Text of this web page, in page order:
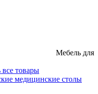
Мебель для
товары
медицинские столы